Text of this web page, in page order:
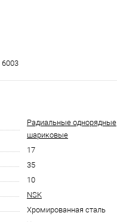
6003
Радиальные однорядные
шариковые
17
35
10
NSK
Хромированная сталь